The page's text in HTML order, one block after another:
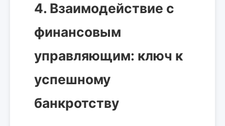
4. Взаимодействие с
финансовым
управляющим: ключ к
успешному
банкротству